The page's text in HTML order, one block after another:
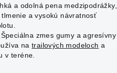
a odolná pena medzipodrážky,
a vysokú návratnosť
Špeciálna zmes gumy a agresívny
na trailových modeloch a
v teréne.